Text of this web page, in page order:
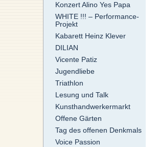
Konzert Alino Yes Papa
WHITE !!! – Performance-
Projekt
Kabarett Heinz Klever
DILIAN
Vicente Patiz
Jugendliebe
Triathlon
Lesung und Talk
Kunsthandwerkermarkt
Offene Gärten
Tag des offenen Denkmals
Voice Passion